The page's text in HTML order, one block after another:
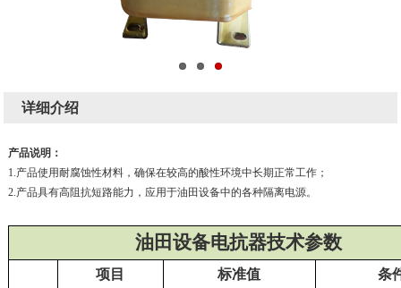
详细介绍
产品说明：
1.产品使用耐腐蚀性材料，确保在较高的酸性环境中长期正常工作；
2.产品具有高阻抗短路能力，应用于油田设备中的各种隔离电源。
油田设备电抗器技术参数
项目 标准值
条